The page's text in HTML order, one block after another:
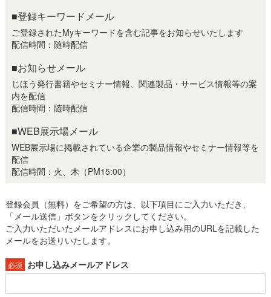
■登録キーワードメール
ご登録されたMyキーワードを含む記事をお知らせいたします
配信時間：随時配信
■お知らせメール
じほう発行書籍やセミナー情報、関連製品・サービス情報等の案
内を配信
配信時間：随時配信
■WEB展示場メール
WEB展示場に掲載されている企業の製品情報やセミナー情報等を
配信
配信時間：火、木（PM15:00）
登録会員（無料）をご希望の方は、以下項目にご入力いただき、
「メール送信」ボタンをクリックしてください。
ご入力いただいたメールアドレスにお申し込み用のURLを記載した
メールをお送りいたします。
必須 お申し込みメールアドレス